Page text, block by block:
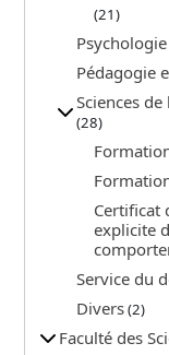
(21)
Pédagogie
Sciences
(28)
Certificat
explicite
Service du
Divers(2)
Faculté des